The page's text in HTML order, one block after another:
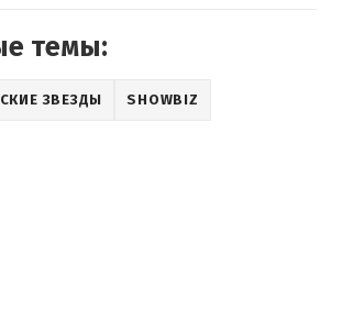
темы:
ЗВЕЗДЫ SHOWBIZ